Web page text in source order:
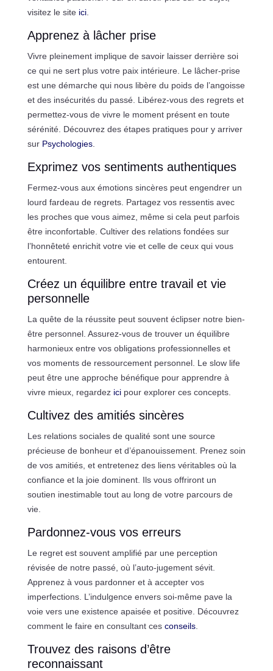
visitez le site ici.
Apprenez à lâcher prise
Vivre pleinement implique de savoir laisser derrière soi
ce qui ne sert plus votre paix intérieure. Le lâcher-prise
est une démarche qui nous libère du poids de l’angoisse
et des insécurités du passé. Libérez-vous des regrets et
permettez-vous de vivre le moment présent en toute
sérénité. Découvrez des étapes pratiques pour y arriver
sur Psychologies.
Exprimez vos sentiments authentiques
Fermez-vous aux émotions sincères peut engendrer un
lourd fardeau de regrets. Partagez vos ressentis avec
les proches que vous aimez, même si cela peut parfois
être inconfortable. Cultiver des relations fondées sur
l’honnêteté enrichit votre vie et celle de ceux qui vous
entourent.
Créez un équilibre entre travail et vie
personnelle
La quête de la réussite peut souvent éclipser notre bien-
être personnel. Assurez-vous de trouver un équilibre
harmonieux entre vos obligations professionnelles et
vos moments de ressourcement personnel. Le slow life
peut être une approche bénéfique pour apprendre à
vivre mieux, regardez icipour explorer ces concepts.
Cultivez des amitiés sincères
Les relations sociales de qualité sont une source
précieuse de bonheur et d’épanouissement. Prenez soin
de vos amitiés, et entretenez des liens véritables où la
confiance et la joie dominent. Ils vous offriront un
soutien inestimable tout au long de votre parcours de
vie.
Pardonnez-vous vos erreurs
Le regret est souvent amplifié par une perception
révisée de notre passé, où l’auto-jugement sévit.
Apprenez à vous pardonner et à accepter vos
imperfections. L’indulgence envers soi-même pave la
voie vers une existence apaisée et positive. Découvrez
comment le faire en consultant ces conseils.
Trouvez des raisons d’être
reconnaissant